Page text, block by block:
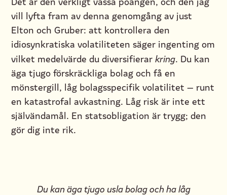
vill lyfta fram av denna genomgång av just
Elton och Gruber: att kontrollera den
idiosynkratiska volatiliteten säger ingenting om
vilket medelvärde du diversifierar kring. Du kan
äga tjugo förskräckliga bolag och få en
mönstergill, låg bolagsspecifik volatilitet — runt
en katastrofal avkastning. Låg risk är inte ett
självändamål. En statsobligation är trygg; den
gör dig inte rik.
Du kan äga tjugo usla bolag och ha låg